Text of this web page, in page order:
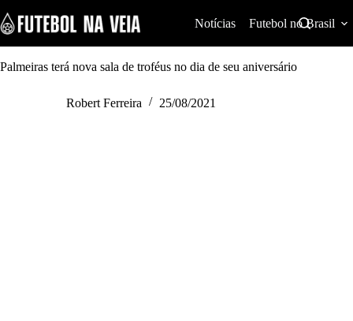
k
i
p
t
Notícias Futebol no Brasil
Palmeiras terá nova sala de troféus no dia de seu aniversário
Robert Ferreira 25/08/2021